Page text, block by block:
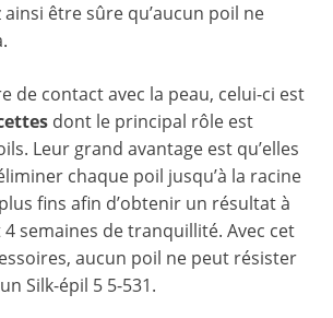
être sûre qu’aucun poil ne
de contact avec la peau, celui-ci est
dont le principal rôle est
Leur grand avantage est qu’elles
chaque poil jusqu’à la racine
fins afin d’obtenir un résultat à
semaines de tranquillité. Avec cet
aucun poil ne peut résister
Silk-épil 5 5-531.